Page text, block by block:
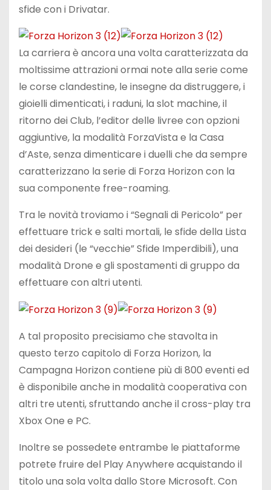
sfide con i Drivatar.
La carriera è ancora una volta caratterizzata da
moltissime attrazioni ormai note alla serie come
le corse clandestine, le insegne da distruggere, i
gioielli dimenticati, i raduni, la slot machine, il
ritorno dei Club, l’editor delle livree con opzioni
aggiuntive, la modalità ForzaVista e la Casa
d’Aste, senza dimenticare i duelli che da sempre
caratterizzano la serie di Forza Horizon con la
sua componente free-roaming.
Tra le novità troviamo i “Segnali di Pericolo” per
effettuare trick e salti mortali, le sfide della Lista
dei desideri (le “vecchie” Sfide Imperdibili), una
modalità Drone e gli spostamenti di gruppo da
effettuare con altri utenti.
A tal proposito precisiamo che stavolta in
questo terzo capitolo di Forza Horizon, la
Campagna Horizon contiene più di 800 eventi ed
è disponibile anche in modalità cooperativa con
altri tre utenti, sfruttando anche il cross-play tra
Xbox One e PC.
Inoltre se possedete entrambe le piattaforme
potrete fruire del Play Anywhere acquistando il
titolo una sola volta dallo Store Microsoft. Con